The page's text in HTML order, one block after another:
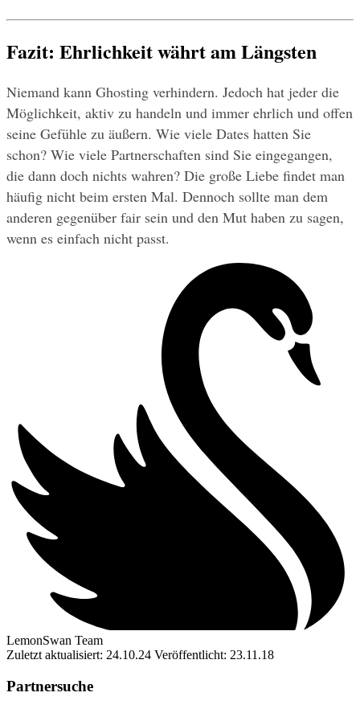
Fazit: Ehrlichkeit währt am Längsten
Niemand kann Ghosting verhindern. Jedoch hat jeder die
Möglichkeit, aktiv zu handeln und immer ehrlich und offen
seine Gefühle zu äußern. Wie viele Dates hatten Sie
schon? Wie viele Partnerschaften sind Sie eingegangen,
die dann doch nichts wahren? Die große Liebe findet man
häufig nicht beim ersten Mal. Dennoch sollte man dem
anderen gegenüber fair sein und den Mut haben zu sagen,
wenn es einfach nicht passt.
LemonSwan Team
Zuletzt aktualisiert: 24.10.24 Veröffentlicht: 23.11.18
Partnersuche